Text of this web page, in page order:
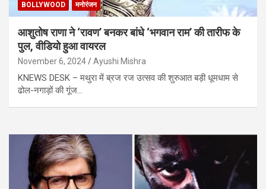
BOLLYWOOD मनोरंजन
आशुतोष राणा ने ‘रावण’ बनकर बांधे ‘भगवान राम’ की तारीफ के
पुल, वीडियो हुआ वायरल
November 6, 2024 Ayushi Mishra
KNEWS DESK – मथुरा में ब्रज रज उत्सव की शुरुआत बड़ी धूमधाम से
ढोल-नगाड़ों की गूंज…